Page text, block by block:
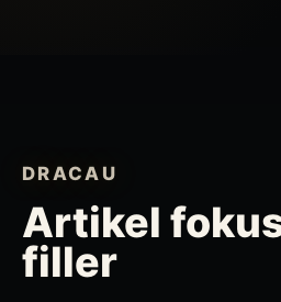
DRACAU
Artikel
filler